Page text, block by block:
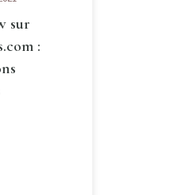
sur
: